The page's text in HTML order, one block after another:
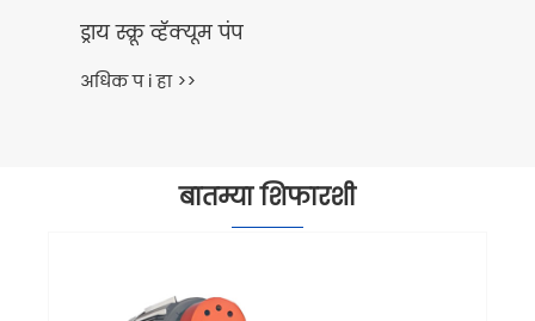
बातम्या शिफारशी
पंप स्पेस भागांसाठी 3 डी लेसर स्कॅनिंग